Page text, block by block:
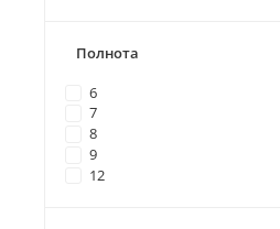
Полнота
6
7
8
9
12